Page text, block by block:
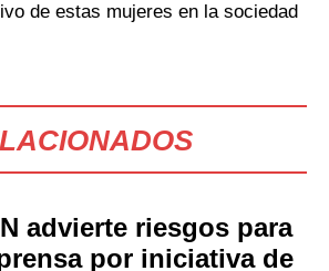
de estas mujeres en la sociedad
advierte riesgos para
por iniciativa de